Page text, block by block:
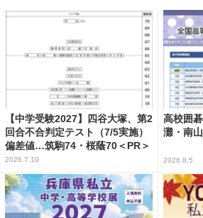
【中学受験2027】四谷大塚、第2
回合不合判定テスト（7/5実施）
偏差値…筑駒74・桜蔭70＜PR＞
2026.7.10
高校囲
灘・南
2026.8.5